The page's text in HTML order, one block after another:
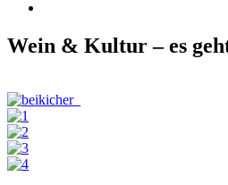
Wein & Kultur – es